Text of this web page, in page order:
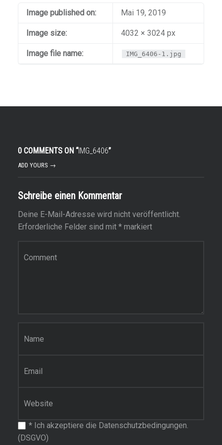
Image published on: Mai 19, 2019
Image size: 4032 × 3024 px
Image file name: IMG_6406-1.jpg
0 COMMENTS ON “IMG_6406”
ADD YOURS →
Schreibe einen Kommentar
Deine E-Mail-Adresse wird nicht veröffentlicht.
Erforderliche Felder sind mit *markiert
*Ich akzeptiere die Datenschutzbedingungen.
(DSGVO)